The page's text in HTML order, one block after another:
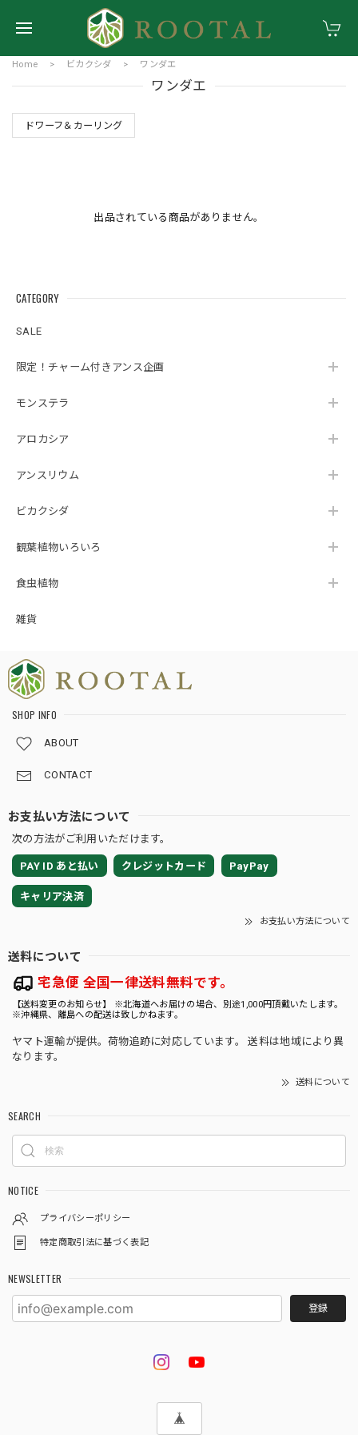
Home ビカクシダ ワンダエ
ワンダエ
ドワーフ＆カーリング
出品されている商品がありません。
CATEGORY
SALE
限定！チャーム付きアンス企画
モンステラ
アロカシア
アンスリウム
ビカクシダ
観葉植物いろいろ
食虫植物
雑貨
SHOP INFO
ABOUT
CONTACT
お支払い方法について
次の方法がご利用いただけます。
PAY ID あと払い クレジットカード PayPay
キャリア決済
お支払い方法について
送料について
宅急便 全国一律送料無料です。
【送料変更のお知らせ】 ※北海道へお届けの場合、別途1,000円頂戴いたします。
※沖縄県、離島への配送は致しかねます。
ヤマト運輸が提供。荷物追跡に対応しています。 送料は地域により異
なります。
送料について
SEARCH
NOTICE
プライバシーポリシー
特定商取引法に基づく表記
NEWSLETTER
登録